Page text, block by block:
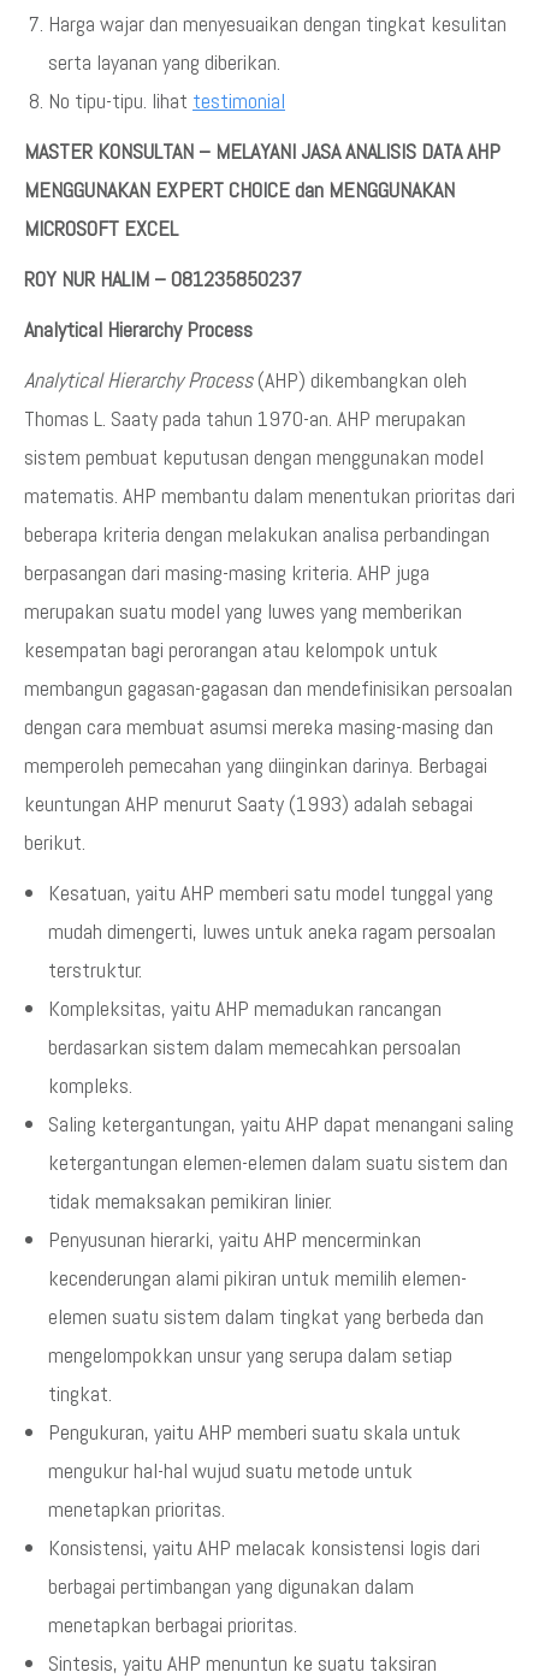
Harga wajar dan menyesuaikan dengan tingkat kesulitan
serta layanan yang diberikan.
No tipu-tipu. lihat testimonial
MASTER KONSULTAN – MELAYANI JASA ANALISIS DATA AHP
MENGGUNAKAN EXPERT CHOICE dan MENGGUNAKAN
MICROSOFT EXCEL
ROY NUR HALIM – 081235850237
Analytical Hierarchy Process
Analytical Hierarchy Process(AHP) dikembangkan oleh
Thomas L. Saaty pada tahun 1970-an. AHP merupakan
sistem pembuat keputusan dengan menggunakan model
matematis. AHP membantu dalam menentukan prioritas dari
beberapa kriteria dengan melakukan analisa perbandingan
berpasangan dari masing-masing kriteria. AHP juga
merupakan suatu model yang luwes yang memberikan
kesempatan bagi perorangan atau kelompok untuk
membangun gagasan-gagasan dan mendefinisikan persoalan
dengan cara membuat asumsi mereka masing-masing dan
memperoleh pemecahan yang diinginkan darinya. Berbagai
keuntungan AHP menurut Saaty (1993) adalah sebagai
berikut.
Kesatuan, yaitu AHP memberi satu model tunggal yang
mudah dimengerti, luwes untuk aneka ragam persoalan
terstruktur.
Kompleksitas, yaitu AHP memadukan rancangan
berdasarkan sistem dalam memecahkan persoalan
kompleks.
Saling ketergantungan, yaitu AHP dapat menangani saling
ketergantungan elemen-elemen dalam suatu sistem dan
tidak memaksakan pemikiran linier.
Penyusunan hierarki, yaitu AHP mencerminkan
kecenderungan alami pikiran untuk memilih elemen-
elemen suatu sistem dalam tingkat yang berbeda dan
mengelompokkan unsur yang serupa dalam setiap
tingkat.
Pengukuran, yaitu AHP memberi suatu skala untuk
mengukur hal-hal wujud suatu metode untuk
menetapkan prioritas.
Konsistensi, yaitu AHP melacak konsistensi logis dari
berbagai pertimbangan yang digunakan dalam
menetapkan berbagai prioritas.
Sintesis, yaitu AHP menuntun ke suatu taksiran